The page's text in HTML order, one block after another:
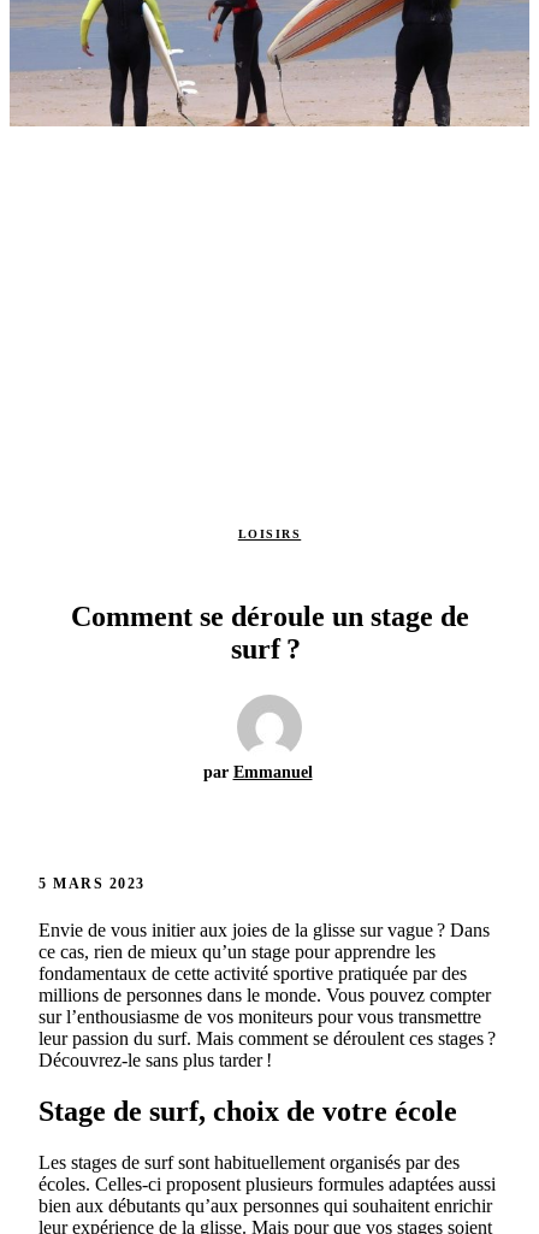
LOISIRS
Comment se déroule un stage de
surf ?
par Emmanuel
5 MARS 2023
Envie de vous initier aux joies de la glisse sur vague ? Dans
ce cas, rien de mieux qu’un stage pour apprendre les
fondamentaux de cette activité sportive pratiquée par des
millions de personnes dans le monde. Vous pouvez compter
sur l’enthousiasme de vos moniteurs pour vous transmettre
leur passion du surf. Mais comment se déroulent ces stages ?
Découvrez-le sans plus tarder !
Stage de surf, choix de votre école
Les stages de surf sont habituellement organisés par des
écoles. Celles-ci proposent plusieurs formules adaptées aussi
bien aux débutants qu’aux personnes qui souhaitent enrichir
leur expérience de la glisse. Mais pour que vos stages soient